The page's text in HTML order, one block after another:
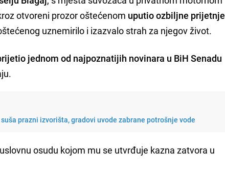
otvoreni prozor oštećenom uputio ozbiljne prijetnje
uznemirilo i izazvalo strah za njegov život.
jednom od najpoznatijih novinara u BiH Senadu
prazni izvorišta, gradovi uvode zabrane potrošnje vode
osudu kojom mu se utvrđuje kazna zatvora u